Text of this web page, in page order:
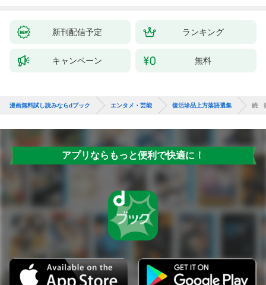
新刊配信予定 ランキング
キャンペーン 無料
漫画無料試し読みならdブック エンタメ・芸能 復活珍品上方落語選集 続
アプリならもっと便利で快適に！